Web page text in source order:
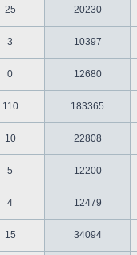
25 20230
3 10397
0 12680
110 183365
10 22808
5 12200
4 12479
15 34094